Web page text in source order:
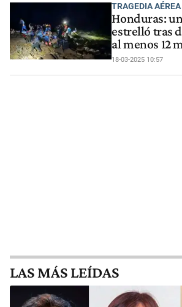
TRAGEDIA AÉREA
Honduras:
estrelló tras
al menos 12
18-03-2025 10:57
LAS MÁS LEÍDAS